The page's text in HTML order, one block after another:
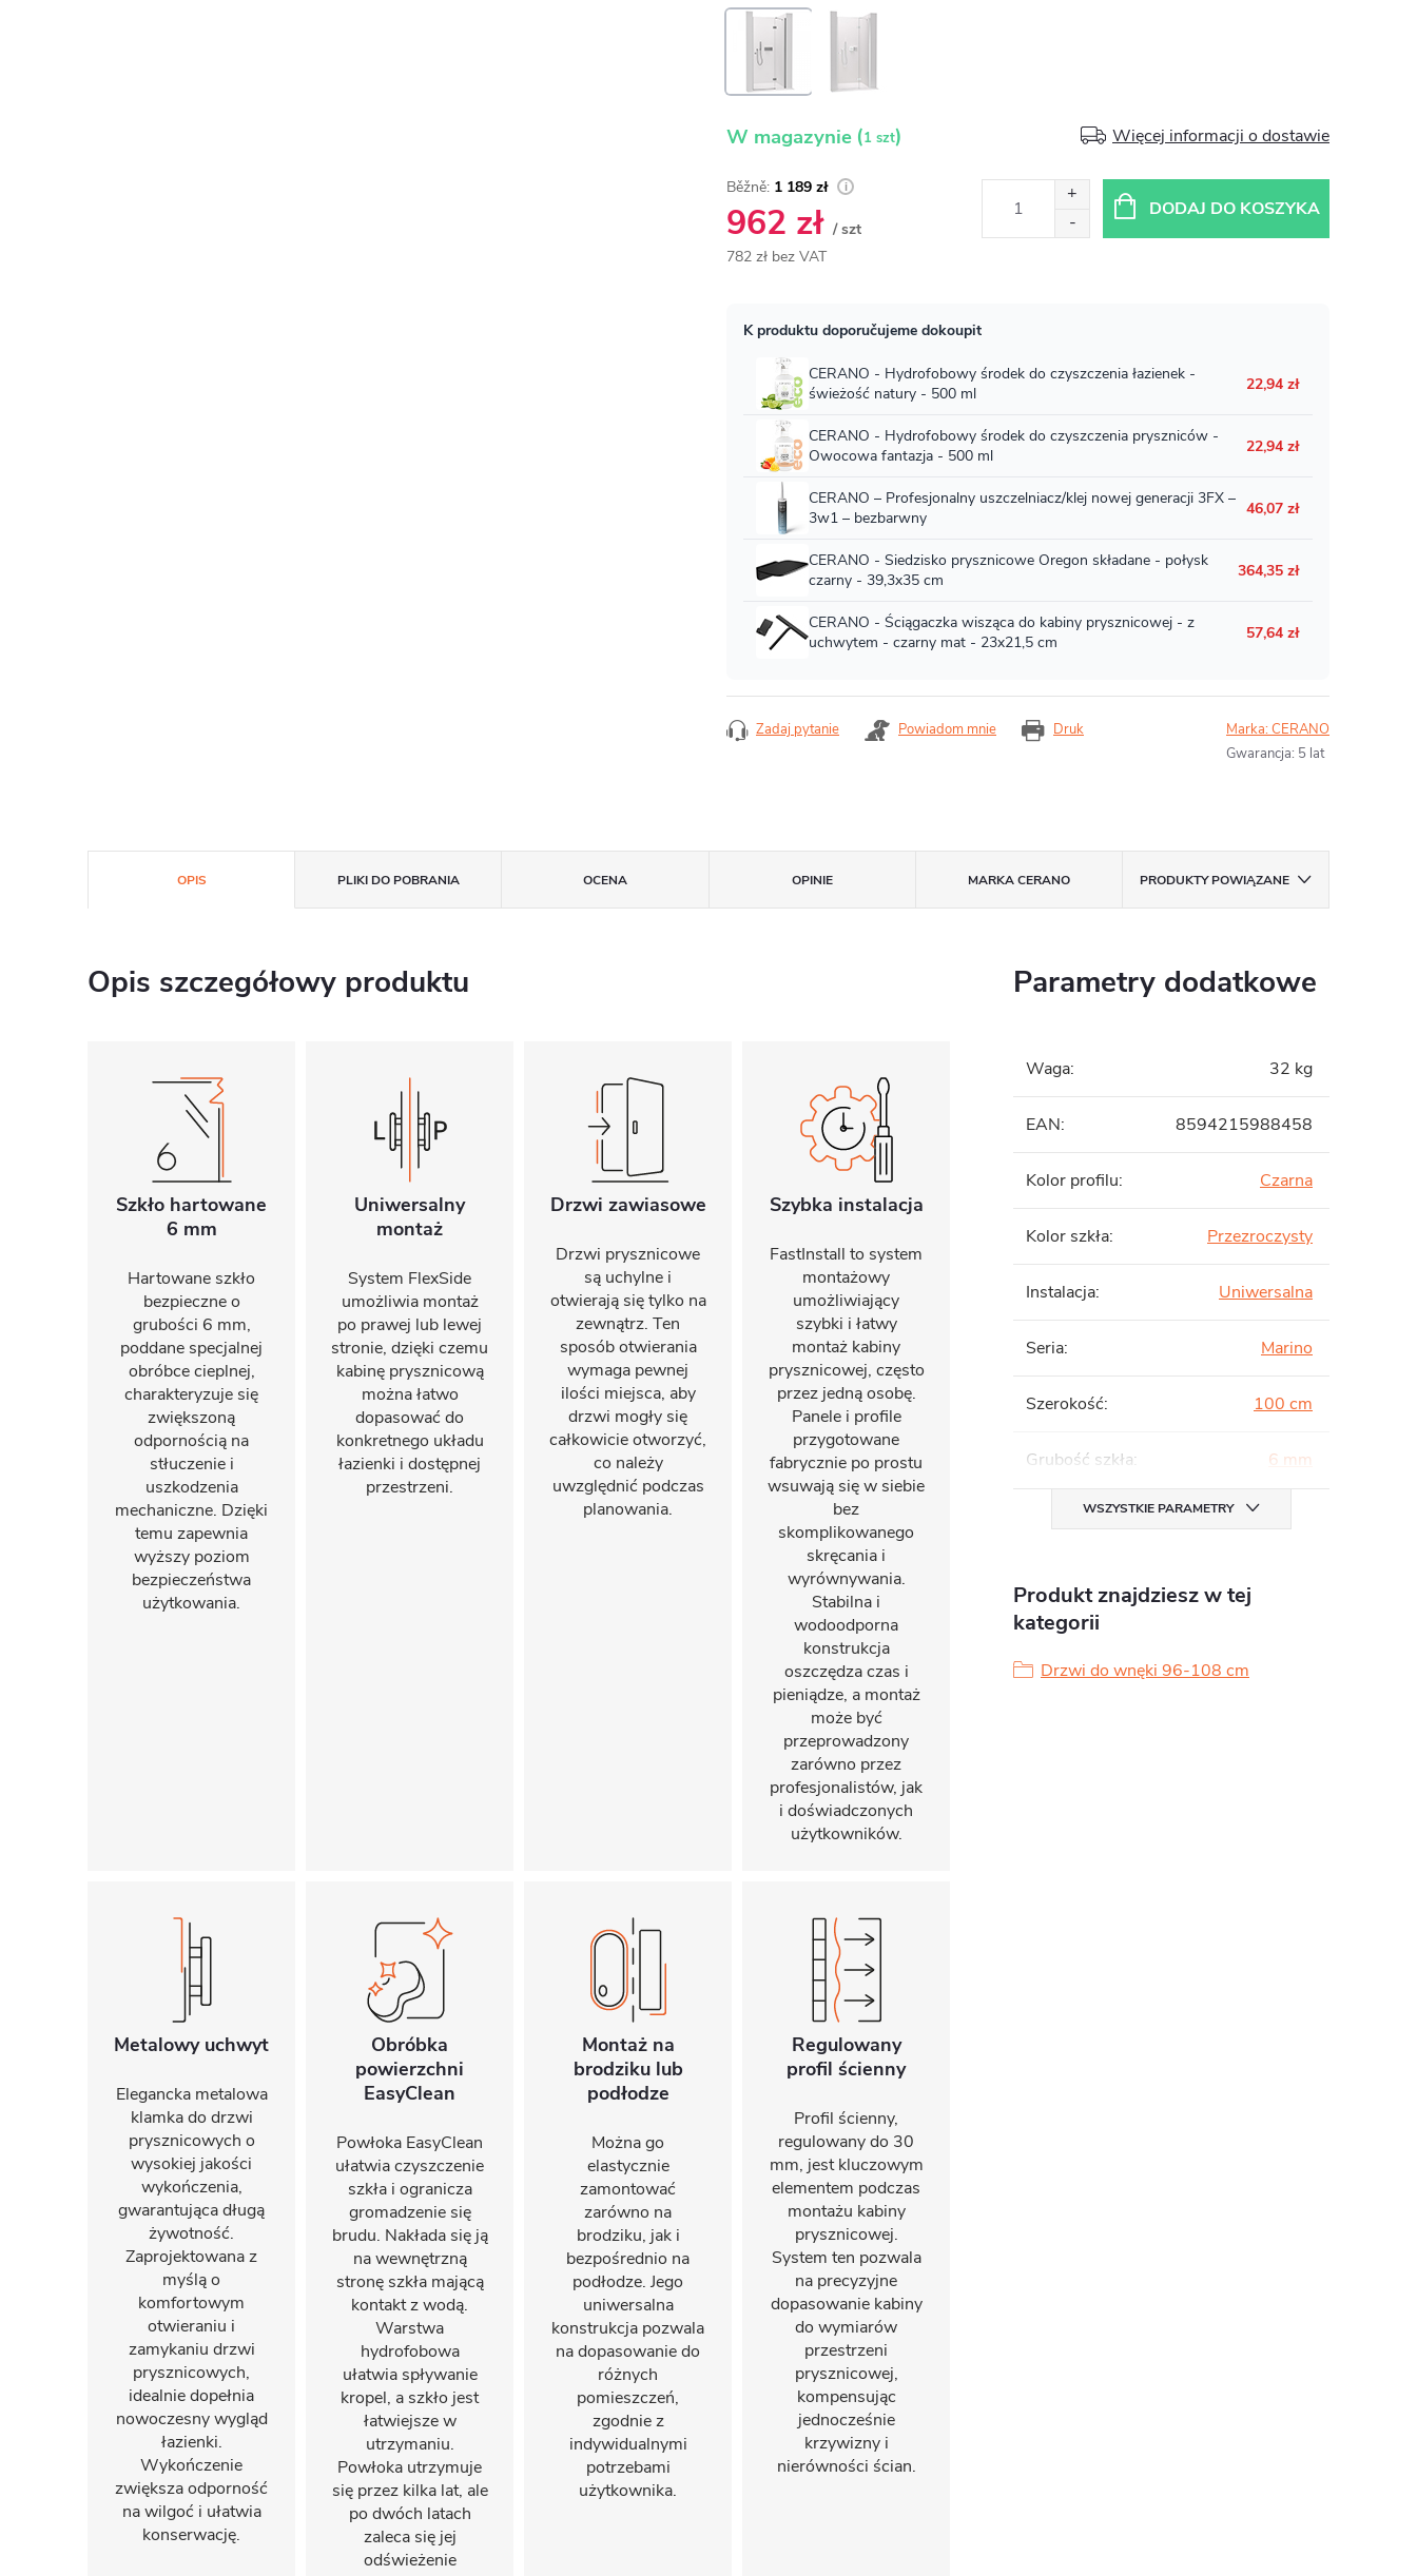
W magazynie (1 szt) Więcej informacji o dostawie
1 189 zł
962 zł / szt
782 zł bez VAT
DODAJ DO KOSZYKA
Druk
Zadaj pytanie Powiadom mnie Marka:CERANO
Gwarancja: 5 lat
OPIS PLIKI DO POBRANIA OCENA OPINIE MARKACERANO PRODUKTY POWIĄZANE
Opis szczegółowy produktu
Szkło hartowane
6 mm
Hartowane szkło
bezpieczne o
grubości 6 mm,
poddane specjalnej
obróbce cieplnej,
charakteryzuje się
zwiększoną
odpornością na
stłuczenie i
uszkodzenia
mechaniczne. Dzięki
temu zapewnia
wyższy poziom
bezpieczeństwa
użytkowania.
Uniwersalny
montaż
System FlexSide
umożliwia montaż
po prawej lub lewej
stronie, dzięki czemu
kabinę prysznicową
można łatwo
dopasować do
konkretnego układu
łazienki i dostępnej
przestrzeni.
Drzwi zawiasowe
Drzwi prysznicowe
są uchylne i
otwierają się tylko na
zewnątrz. Ten
sposób otwierania
wymaga pewnej
ilości miejsca, aby
drzwi mogły się
całkowicie otworzyć,
co należy
uwzględnić podczas
planowania.
Szybka instalacja
FastInstall to system
montażowy
umożliwiający
szybki i łatwy
montaż kabiny
prysznicowej, często
przez jedną osobę.
Panele i profile
przygotowane
fabrycznie po prostu
wsuwają się w siebie
bez
skomplikowanego
skręcania i
wyrównywania.
Stabilna i
wodoodporna
konstrukcja
oszczędza czas i
pieniądze, a montaż
może być
przeprowadzony
zarówno przez
profesjonalistów, jak
i doświadczonych
użytkowników.
Metalowy uchwyt
Elegancka metalowa
klamka do drzwi
prysznicowych o
wysokiej jakości
wykończenia,
gwarantująca długą
żywotność.
Zaprojektowana z
myślą o
komfortowym
otwieraniu i
zamykaniu drzwi
prysznicowych,
idealnie dopełnia
nowoczesny wygląd
łazienki.
Wykończenie
zwiększa odporność
na wilgoć i ułatwia
konserwację.
Obróbka
powierzchni
EasyClean
Powłoka EasyClean
ułatwia czyszczenie
szkła i ogranicza
gromadzenie się
brudu. Nakłada się ją
na wewnętrzną
stronę szkła mającą
kontakt z wodą.
Warstwa
hydrofobowa
ułatwia spływanie
kropel, a szkło jest
łatwiejsze w
utrzymaniu.
Powłoka utrzymuje
się przez kilka lat, ale
po dwóch latach
zaleca się jej
odświeżenie
Montaż na
brodziku lub
podłodze
Można go
elastycznie
zamontować
zarówno na
brodziku, jak i
bezpośrednio na
podłodze. Jego
uniwersalna
konstrukcja pozwala
na dopasowanie do
różnych
pomieszczeń,
zgodnie z
indywidualnymi
potrzebami
użytkownika.
Regulowany
profil ścienny
Profil ścienny,
regulowany do 30
mm, jest kluczowym
elementem podczas
montażu kabiny
prysznicowej.
System ten pozwala
na precyzyjne
dopasowanie kabiny
do wymiarów
przestrzeni
prysznicowej,
kompensując
jednocześnie
krzywizny i
nierówności ścian.
Parametry dodatkowe
Waga: 32 kg
EAN: 8594215988458
Kolor profilu: Czarna
Kolor szkła: Przezroczysty
Instalacja: Uniwersalna
Seria: Marino
Szerokość: 100 cm
Grubość szkła: 6 mm
WSZYSTKIE PARAMETRY
Produkt znajdziesz w tej
kategorii
Drzwi do wnęki 96-108 cm